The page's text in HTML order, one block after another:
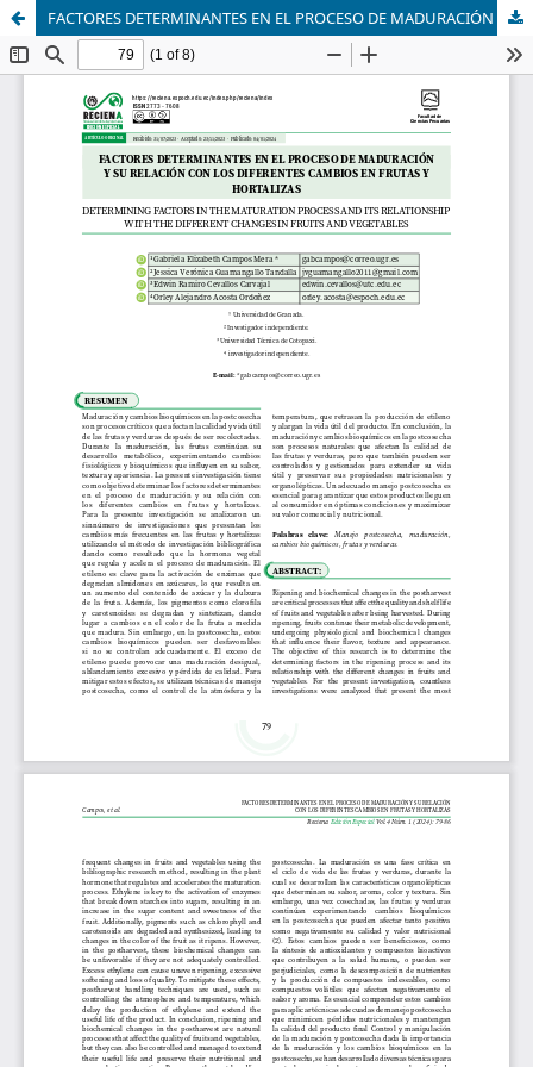
FACTORES DETERMINANTES EN EL PROCESO DE MADURACIÓN Y SU RELACIÓN CON LOS DIFERENTES CAMBIOS EN FRUTAS Y HORTALIZAS